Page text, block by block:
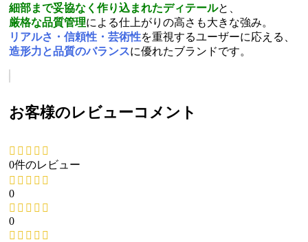
細部まで妥協なく作り込まれたディテールと、
厳格な品質管理による仕上がりの高さも大きな強み。
リアルさ・信頼性・芸術性を重視するユーザーに応える、
造形力と品質のバランスに優れたブランドです。
お客様のレビューコメント
0件のレビュー
0
0